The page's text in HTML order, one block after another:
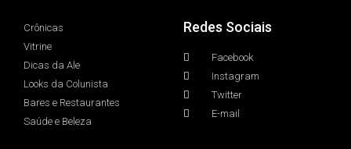
Crônicas
Vitrine
Dicas da Ale
Looks da Colunista
Bares e Restaurantes
Saúde e Beleza
Redes Sociais
Facebook
Instagram
Twitter
E-mail